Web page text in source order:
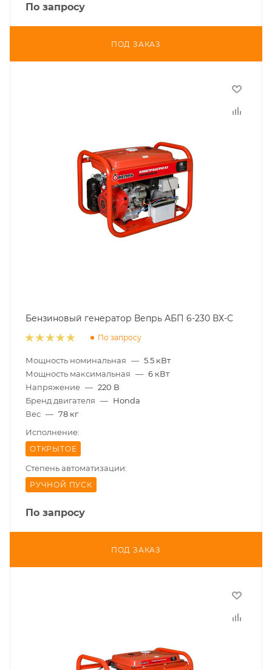
По запросу
ПОД ЗАКАЗ
Бензиновый генератор Вепрь АБП 6-230 ВХ-С
По запросу
Мощность номинальная — 5.5 кВт
Мощность максимальная — 6 кВт
Напряжение — 220 В
Бренд двигателя — Honda
Вес — 78 кг
Исполнение:
ОТКРЫТОЕ
Степень автоматизации:
РУЧНОЙ ПУСК
По запросу
ПОД ЗАКАЗ